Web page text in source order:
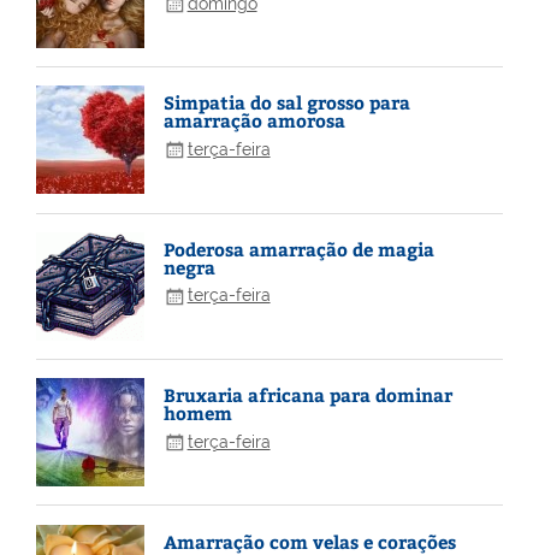
Simpatia do sal grosso para
amarração amorosa
terça-feira
Poderosa amarração de magia
negra
terça-feira
Bruxaria africana para dominar
homem
terça-feira
Amarração com velas e corações